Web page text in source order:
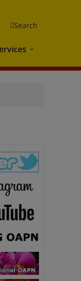
Search
Services